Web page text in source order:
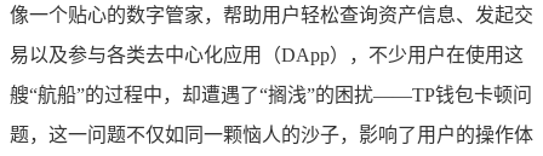
像一个贴心的数字管家，帮助用户轻松查询资产信息、发起交
易以及参与各类去中心化应用（DApp），不少用户在使用这
艘“航船”的过程中，却遭遇了“搁浅”的困扰——TP钱包卡顿问
题，这一问题不仅如同一颗恼人的沙子，影响了用户的操作体